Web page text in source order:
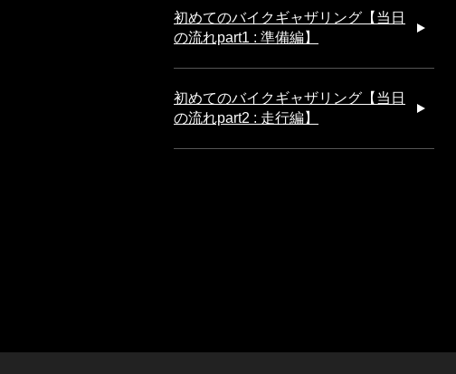
初めてのバイクギャザリング【当日
の流れpart1 : 準備編】
初めてのバイクギャザリング【当日
の流れpart2 : 走行編】